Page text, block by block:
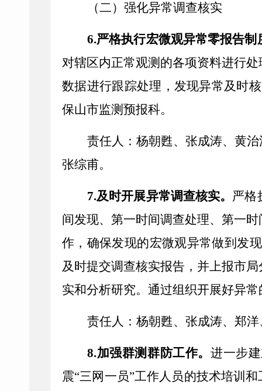
（二）强化异常调查核实
6.严格执行宏微观异常零报告制
对辖区内正常观测的各项资料进行
数据进行跟踪处理，发现异常及时
保山市监测预报科。
责任人：杨朝甦、 张成涛、黄
张综甫。
7.及时开展异常调查核实。 严格
间发现、第一时间调查处理、第一
作，确保发现的宏微观异常做到发
及时提交调查核实报告，并上报市
实和分析研究。通过组织开展好异
责任人：杨朝甦、 张成涛、郑
8.加强群测群防工作。进一步
震“三网一员”工作人员的技术培训